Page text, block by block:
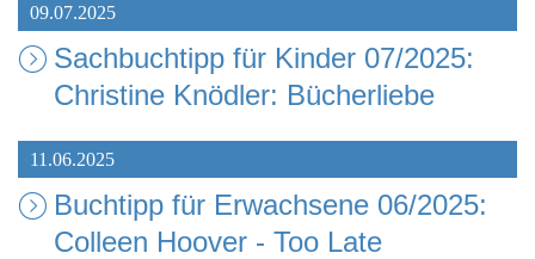
09.07.2025
Sachbuchtipp für Kinder 07/2025:
Christine Knödler: Bücherliebe
11.06.2025
Buchtipp für Erwachsene 06/2025:
Colleen Hoover - Too Late